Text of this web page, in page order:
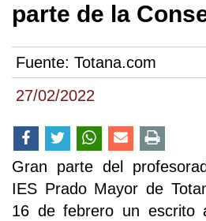
27/02/2022
parte de la
Fuente: Totana.com
Gran parte del
IES Prado Mayor de
16 de febrero un escrito